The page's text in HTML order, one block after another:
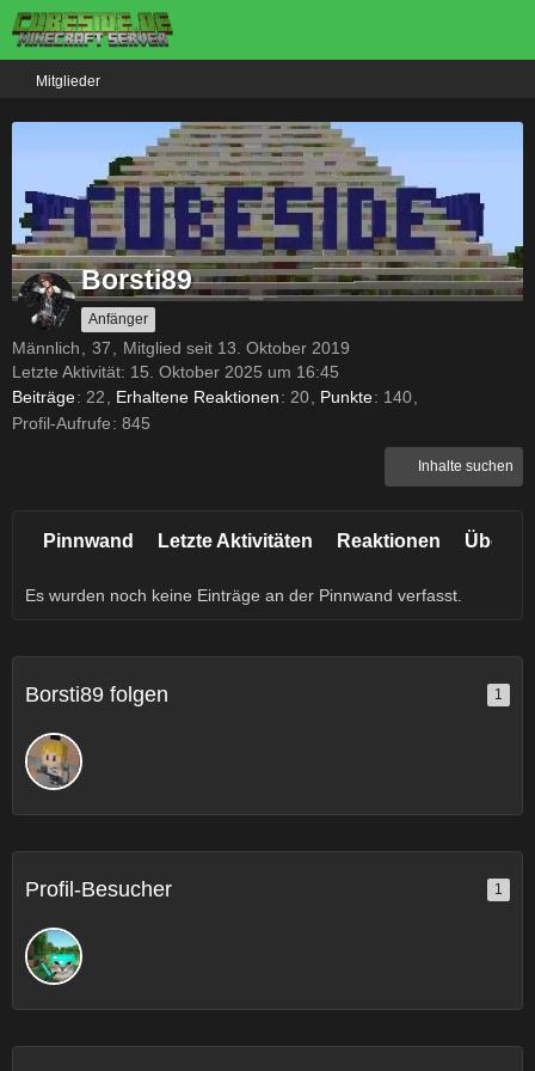
Mitglieder
Borsti89
Anfänger
Männlich 37
Mitglied seit 13. Oktober 2019
Letzte Aktivität: 15. Oktober 2025 um 16:45
Beiträge 22 Erhaltene Reaktionen 20 Punkte
140
Profil-Aufrufe
845
Inhalte suchen
Pinnwand Letzte Aktivitäten Reaktionen Über
Es wurden noch keine Einträge an der Pinnwand verfasst.
Borsti89 folgen 1
Profil-Besucher 1